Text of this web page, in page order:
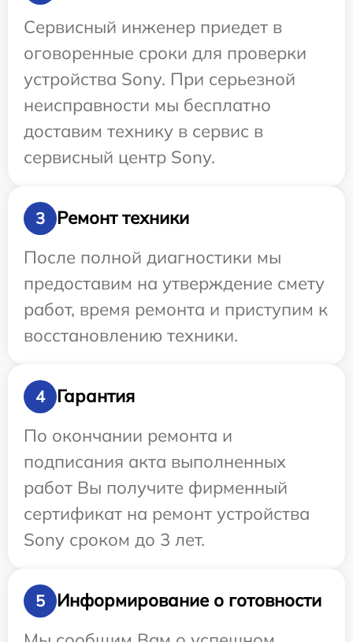
Сервисный инженер приедет в
оговоренные сроки для проверки
устройства Sony. При серьезной
неисправности мы бесплатно
доставим технику в сервис в
сервисный центр Sony.
3
Ремонт техники
После полной диагностики мы
предоставим на утверждение смету
работ, время ремонта и приступим к
восстановлению техники.
4
Гарантия
По окончании ремонта и
подписания акта выполненных
работ Вы получите фирменный
сертификат на ремонт устройства
Sony сроком до 3 лет.
5
Информирование о готовности